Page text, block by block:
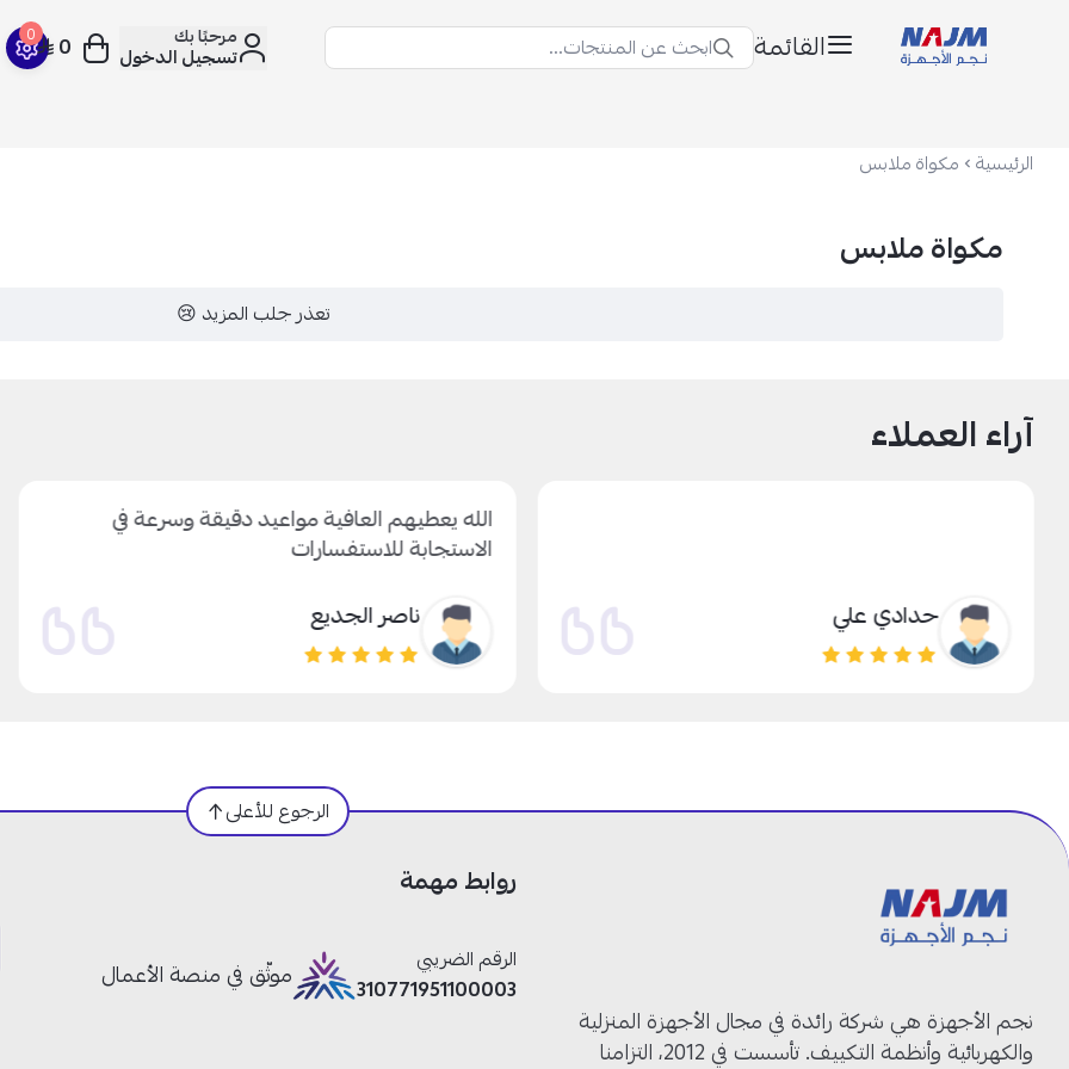
القائمة ابحث عن المنتجات... مرحبًا بك
تسجيل الدخول
0 0
الرئيسية مكواة ملابس
مكواة ملابس
تعذر جلب المزيد 😢
آراء العملاء
حدادي علي
الله يعطيهم العافية مواعيد دقيقة وسرعة في
الاستجابة للاستفسارات
ناصر الجديع
الرجوع للأعلى
نجم الأجهزة هي شركة رائدة في مجال الأجهزة المنزلية
والكهربائية وأنظمة التكييف. تأسست في 2012، التزامنا
روابط مهمة
الرقم الضريبي
310771951100003
موثّق في منصة الأعمال